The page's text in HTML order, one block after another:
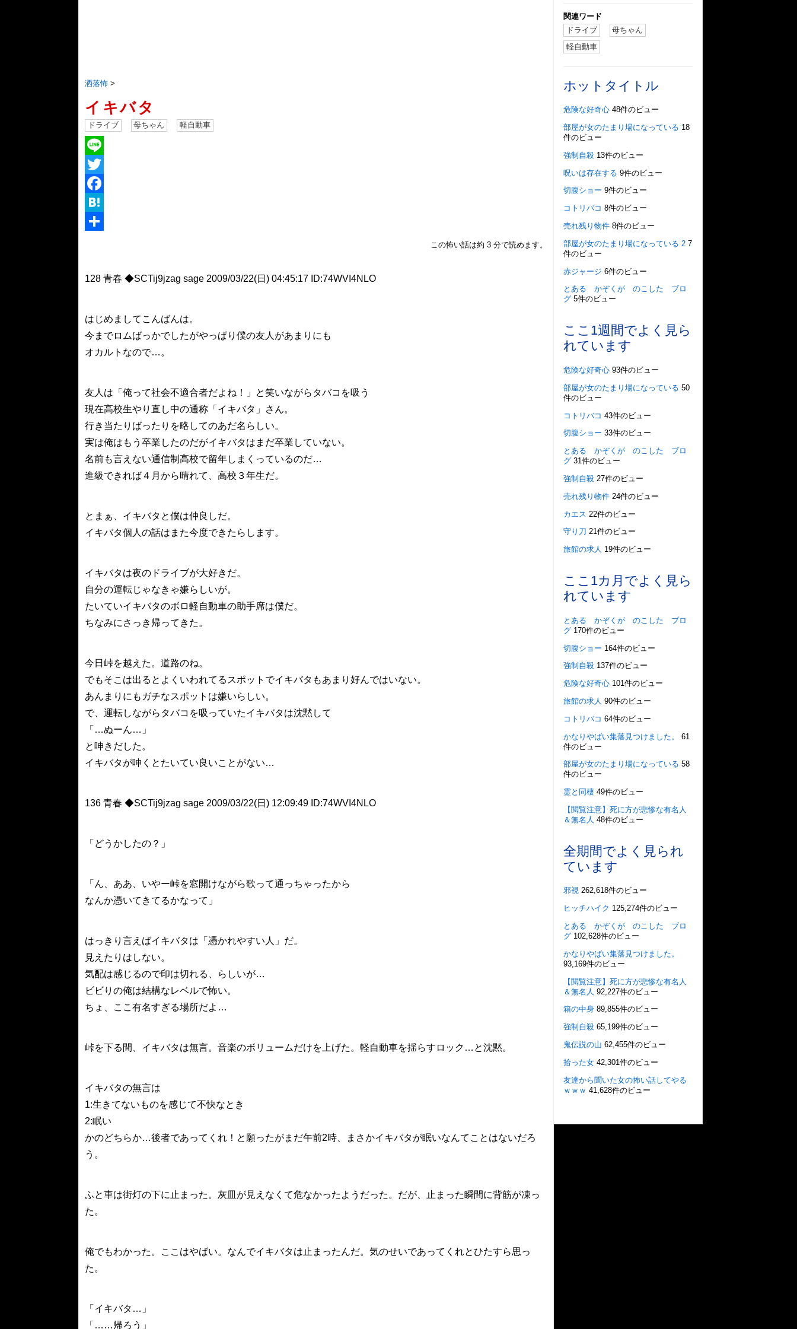
洒落怖 >
イキバタ
ドライブ 母ちゃん 軽自動車
Line
Twitter
Facebook
Hatena
この怖い話は約 3 分で読めます。
128 青春 ◆SCTij9jzag sage 2009/03/22(日) 04:45:17 ID:74WVI4NLO
はじめましてこんばんは。
今までロムばっかでしたがやっぱり僕の友人があまりにも
オカルトなので…。
友人は「俺って社会不適合者だよね！」と笑いながらタバコを吸う
現在高校生やり直し中の通称「イキバタ」さん。
行き当たりばったりを略してのあだ名らしい。
実は俺はもう卒業したのだがイキバタはまだ卒業していない。
名前も言えない通信制高校で留年しまくっているのだ…
進級できれば４月から晴れて、高校３年生だ。
とまぁ、イキバタと僕は仲良しだ。
イキバタ個人の話はまた今度できたらします。
イキバタは夜のドライブが大好きだ。
自分の運転じゃなきゃ嫌らしいが。
たいていイキバタのボロ軽自動車の助手席は僕だ。
ちなみにさっき帰ってきた。
今日峠を越えた。道路のね。
でもそこは出るとよくいわれてるスポットでイキバタもあまり好んではいない。
あんまりにもガチなスポットは嫌いらしい。
で、運転しながらタバコを吸っていたイキバタは沈黙して
「…ぬーん…」
と呻きだした。
イキバタが呻くとたいてい良いことがない…
136 青春 ◆SCTij9jzag sage 2009/03/22(日) 12:09:49 ID:74WVI4NLO
「どうかしたの？」
「ん、ああ、いやー峠を窓開けながら歌って通っちゃったから
なんか憑いてきてるかなって」
はっきり言えばイキバタは「憑かれやすい人」だ。
見えたりはしない。
気配は感じるので印は切れる、らしいが…
ビビりの俺は結構なレベルで怖い。
ちょ、ここ有名すぎる場所だよ…
峠を下る間、イキバタは無言。音楽のボリュームだけを上げた。軽自動車を揺らすロック…と沈黙。
イキバタの無言は
1:生きてないものを感じて不快なとき
2:眠い
かのどちらか…後者であってくれ！と願ったがまだ午前2時、まさかイキバタが眠いなんてことはないだろ
う。
ふと車は街灯の下に止まった。灰皿が見えなくて危なかったようだった。だが、止まった瞬間に背筋が凍っ
た。
俺でもわかった。ここはやばい。なんでイキバタは止まったんだ。気のせいであってくれとひたすら思っ
た。
「イキバタ…」
「……帰ろう」
関連ワード
ドライブ
母ちゃん
軽自動車
ホットタイトル
危険な好奇心 48件のビュー
部屋が女のたまり場になっている 18
件のビュー
強制自殺 13件のビュー
呪いは存在する 9件のビュー
切腹ショー 9件のビュー
コトリバコ 8件のビュー
売れ残り物件 8件のビュー
部屋が女のたまり場になっている 2 7
件のビュー
赤ジャージ 6件のビュー
とある かぞくが のこした ブロ
グ 5件のビュー
ここ1週間でよく見ら
れています
危険な好奇心 93件のビュー
部屋が女のたまり場になっている 50
件のビュー
コトリバコ 43件のビュー
切腹ショー 33件のビュー
とある かぞくが のこした ブロ
グ 31件のビュー
強制自殺 27件のビュー
売れ残り物件 24件のビュー
カエス 22件のビュー
守り刀 21件のビュー
旅館の求人 19件のビュー
ここ1カ月でよく見ら
れています
とある かぞくが のこした ブロ
グ 170件のビュー
切腹ショー 164件のビュー
強制自殺 137件のビュー
危険な好奇心 101件のビュー
旅館の求人 90件のビュー
コトリバコ 64件のビュー
かなりやばい集落見つけました。
61
件のビュー
部屋が女のたまり場になっている 58
件のビュー
霊と同棲 49件のビュー
【閲覧注意】死に方が悲惨な有名人
＆無名人 48件のビュー
全期間でよく見られ
ています
邪視 262,618件のビュー
ヒッチハイク 125,274件のビュー
とある かぞくが のこした ブロ
グ 102,628件のビュー
かなりやばい集落見つけました。
93,169件のビュー
【閲覧注意】死に方が悲惨な有名人
＆無名人 92,227件のビュー
箱の中身 89,855件のビュー
強制自殺 65,199件のビュー
鬼伝説の山 62,455件のビュー
拾った女 42,301件のビュー
友達から聞いた女の怖い話してやる
ｗｗｗ 41,628件のビュー